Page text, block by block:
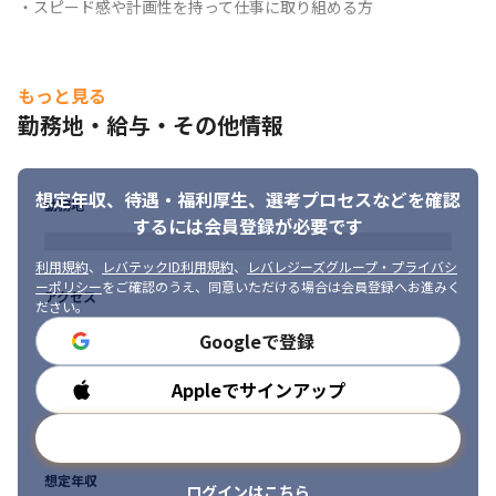
・スピード感や計画性を持って仕事に取り組める方
もっと見る
勤務地・給与・その他情報
想定年収、待遇・福利厚生、 選考プロセスなどを確認
するには会員登録が必要です
利用規約、 レバテックID利用規約、
レバレジーズグループ・プライバシ
ーポリシーをご確認のうえ、同意いただける場合は会員登録へお進みく
ださい。
Googleで登録
Appleでサインアップ
ログインはこちら
勤務地
アクセス
勤務時間
想定年収